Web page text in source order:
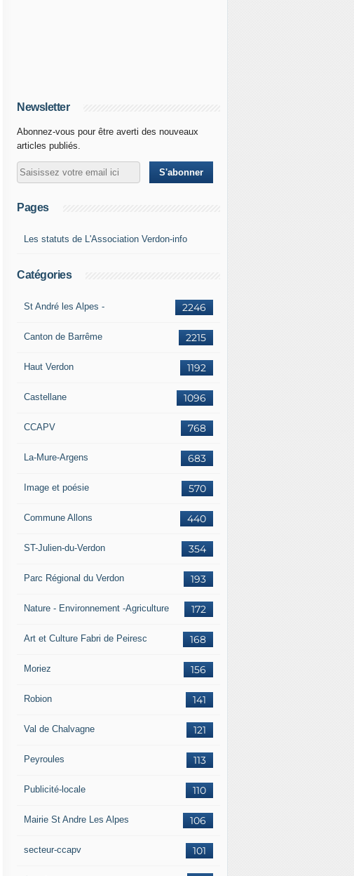
Newsletter
Abonnez-vous pour être averti des nouveaux
articles publiés.
Pages
Les statuts de L'Association Verdon-info
Catégories
2246
St André les Alpes -
2215
Canton de Barrême
1192
Haut Verdon
1096
Castellane
768
CCAPV
683
La-Mure-Argens
570
Image et poésie
440
Commune Allons
354
ST-Julien-du-Verdon
193
Parc Régional du Verdon
172
Nature - Environnement -Agriculture
168
Art et Culture Fabri de Peiresc
156
Moriez
141
Robion
121
Val de Chalvagne
113
Peyroules
110
Publicité-locale
106
Mairie St Andre Les Alpes
101
secteur-ccapv